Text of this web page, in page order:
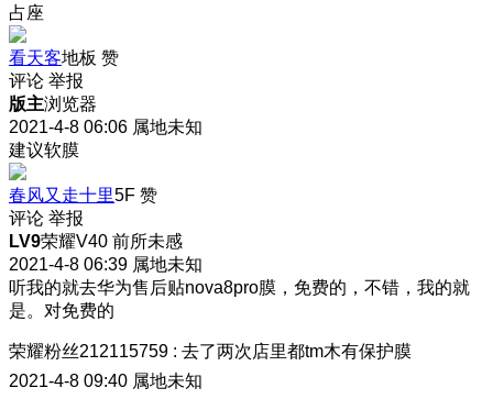
占座
看天客地板 赞
评论 举报
版主浏览器
2021-4-8 06:06 属地未知
建议软膜
春风又走十里5F 赞
评论 举报
LV9荣耀V40 前所未感
2021-4-8 06:39 属地未知
听我的就去华为售后贴nova8pro膜，免费的，不错，我的就
是。 对免费的
荣耀粉丝212115759 : 去了两次店里都tm木有保护膜
2021-4-8 09:40 属地未知